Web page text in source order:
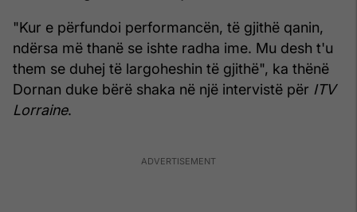
"Kur e përfundoi performancën, të gjithë qanin,
ndërsa më thanë se ishte radha ime. Mu desh t'u
them se duhej të largoheshin të gjithë", ka thënë
Dornan duke bërë shaka në një intervistë për ITV
Lorraine.